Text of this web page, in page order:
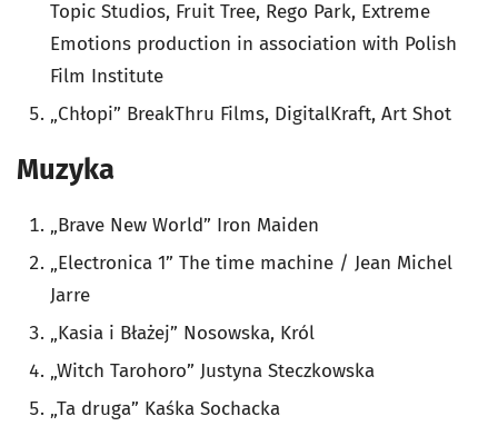
Topic Studios, Fruit Tree, Rego Park, Extreme
Emotions production in association with Polish
Film Institute
„Chłopi” BreakThru Films, DigitalKraft, Art Shot
Muzyka
„Brave New World” Iron Maiden
„Electronica 1” The time machine / Jean Michel
Jarre
„Kasia i Błażej” Nosowska, Król
„Witch Tarohoro” Justyna Steczkowska
„Ta druga” Kaśka Sochacka